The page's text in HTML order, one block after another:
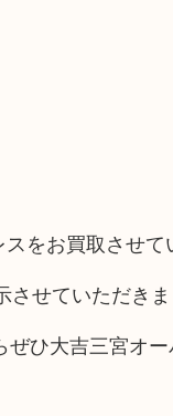
をお買取させて
せていただきま
ひ大吉三宮オー